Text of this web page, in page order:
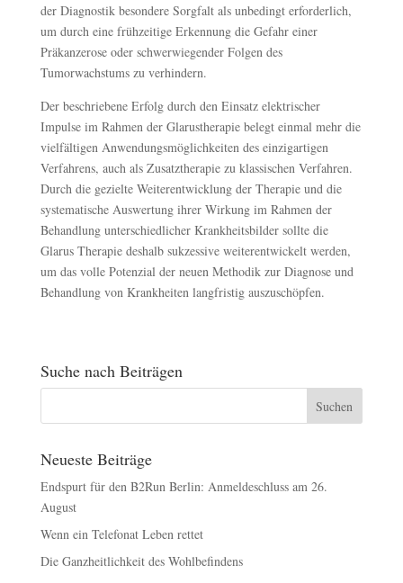
der Diagnostik besondere Sorgfalt als unbedingt erforderlich,
um durch eine frühzeitige Erkennung die Gefahr einer
Präkanzerose oder schwerwiegender Folgen des
Tumorwachstums zu verhindern.
Der beschriebene Erfolg durch den Einsatz elektrischer
Impulse im Rahmen der Glarustherapie belegt einmal mehr die
vielfältigen Anwendungsmöglichkeiten des einzigartigen
Verfahrens, auch als Zusatztherapie zu klassischen Verfahren.
Durch die gezielte Weiterentwicklung der Therapie und die
systematische Auswertung ihrer Wirkung im Rahmen der
Behandlung unterschiedlicher Krankheitsbilder sollte die
Glarus Therapie deshalb sukzessive weiterentwickelt werden,
um das volle Potenzial der neuen Methodik zur Diagnose und
Behandlung von Krankheiten langfristig auszuschöpfen.
Suche nach Beiträgen
Neueste Beiträge
Endspurt für den B2Run Berlin: Anmeldeschluss am 26.
August
Wenn ein Telefonat Leben rettet
Die Ganzheitlichkeit des Wohlbefindens